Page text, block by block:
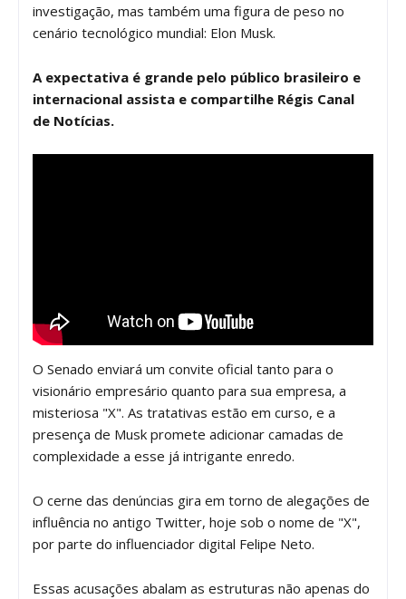
investigação, mas também uma figura de peso no
cenário tecnológico mundial: Elon Musk.
A expectativa é grande pelo público brasileiro e
internacional assista e compartilhe Régis Canal
de Notícias.
O Senado enviará um convite oficial tanto para o
visionário empresário quanto para sua empresa, a
misteriosa "X". As tratativas estão em curso, e a
presença de Musk promete adicionar camadas de
complexidade a esse já intrigante enredo.
O cerne das denúncias gira em torno de alegações de
influência no antigo Twitter, hoje sob o nome de "X",
por parte do influenciador digital Felipe Neto.
Essas acusações abalam as estruturas não apenas do